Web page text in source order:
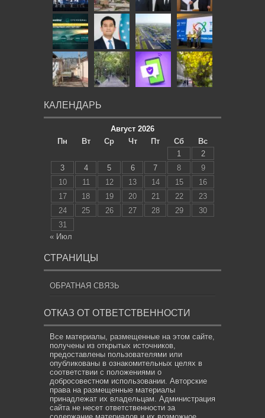
КАЛЕНДАРЬ
Август 2026
Пн
Вт Ср Чт Пт Сб
Вс
1
2
3
4 5 6 7 8
9
10
11 12 13 14 15
16
17
18 19 20 21 22
23
24
25 26 27 28 29
30
31
« Июл
СТРАНИЦЫ
ОБРАТНАЯ СВЯЗЬ
ОТКАЗ ОТ ОТВЕТСТВЕННОСТИ
Все материалы, размещенные на этом сайте,
получены из открытых источников,
предоставлены пользователями или
опубликованы в ознакомительных целях в
соответствии с положениями о
добросовестном использовании. Авторские
права на размещенные материалы
принадлежат их владельцам. Администрация
сайта не несет ответственности за